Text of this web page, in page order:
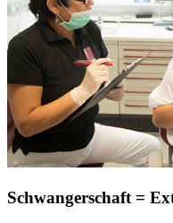
Schwangerschaft =